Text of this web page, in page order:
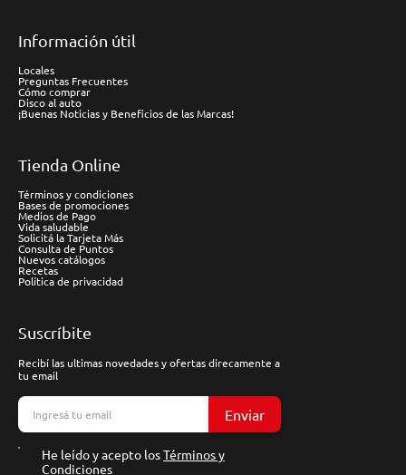
Información útil
Locales
Preguntas Frecuentes
Cómo comprar
Disco al auto
¡Buenas Noticias y Beneficios de las Marcas!
Tienda Online
Términos y condiciones
Bases de promociones
Medios de Pago
Vida saludable
Solicitá la Tarjeta Más
Consulta de Puntos
Nuevos catálogos
Recetas
Política de privacidad
Suscríbite
Recibí las ultimas novedades y ofertas direcamente a
tu email
Enviar
He leído y acepto losTérminos y
Condiciones